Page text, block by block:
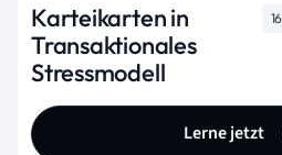
Karteikarten in
Transaktionales
Stressmodell
16
Lerne jetzt